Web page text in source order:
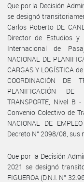
Que por la Decisión
se designó
Carlos Roberto DE
Director de Estudios y
Internacional de
NACIONAL DE
CARGAS Y LOGÍSTICA
COORDINACIÓN DE
PLANIFICACIÓN DE
TRANSPORTE, Nivel
Convenio Colectivo de
NACIONAL DE
Decreto N° 2098/08,
Que por la Decisión
2021 se designó
FIGUEROA (D.N.I. N°